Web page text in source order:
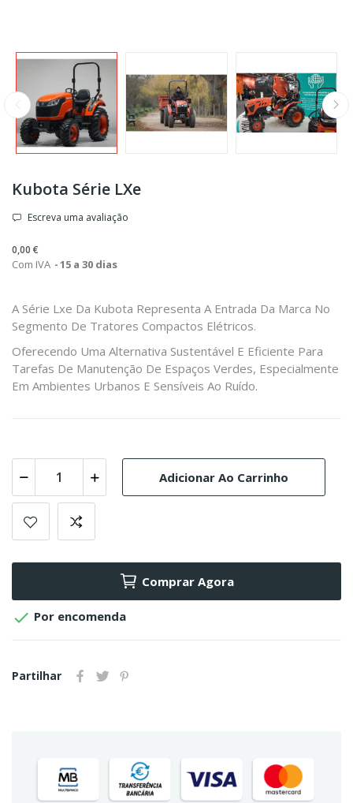
Kubota Série LXe
Escreva uma avaliação
0,00 €
Com IVA 15 a 30 dias
A Série Lxe Da Kubota Representa A Entrada Da Marca No
Segmento De Tratores Compactos Elétricos.
Oferecendo Uma Alternativa Sustentável E Eficiente Para
Tarefas De Manutenção De Espaços Verdes, Especialmente
Em Ambientes Urbanos E Sensíveis Ao Ruído.
Adicionar Ao Carrinho
Comprar Agora
 Por encomenda
Partilhar